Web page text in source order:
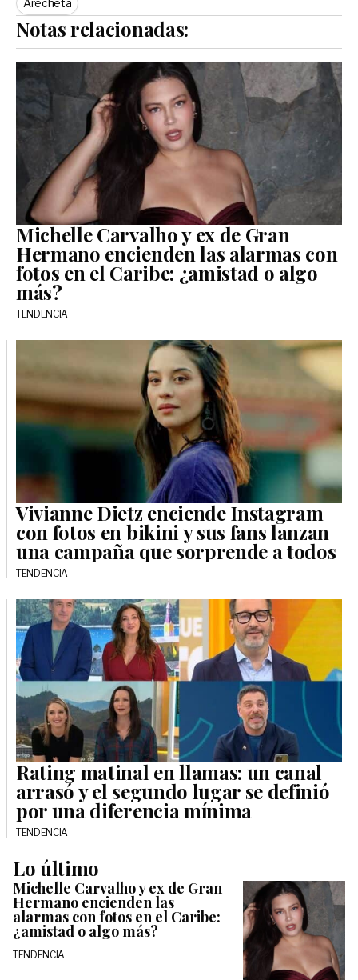
Arecheta
Notas relacionadas:
Michelle Carvalho y ex de Gran
Hermano encienden las alarmas con
fotos en el Caribe: ¿amistad o algo
más?
TENDENCIA
Vivianne Dietz enciende Instagram
con fotos en bikini y sus fans lanzan
una campaña que sorprende a todos
TENDENCIA
Rating matinal en llamas: un canal
arrasó y el segundo lugar se definió
por una diferencia mínima
TENDENCIA
Lo último
Michelle Carvalho y ex de Gran
Hermano encienden las
alarmas con fotos en el Caribe:
¿amistad o algo más?
TENDENCIA